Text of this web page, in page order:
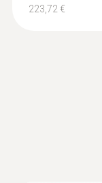
223,72 €